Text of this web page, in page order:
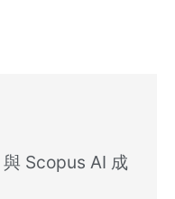
Scopus AI 成